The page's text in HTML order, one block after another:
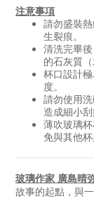
注意事項
請勿盛裝
生裂痕。
清洗完畢
的石灰質
杯口設計
度。
請勿使用
造成細小
薄吹玻璃
免與其他
玻璃作家 廣島晴
故事的起點，與